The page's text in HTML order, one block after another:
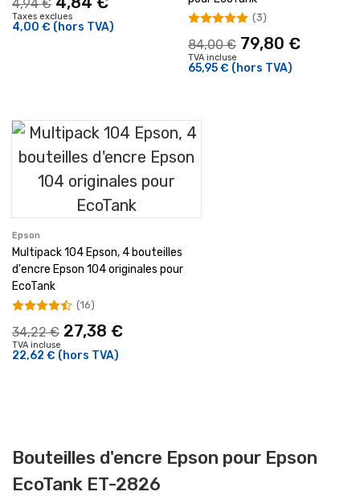
4,94 €
Taxes exclues
4,00 € (hors TVA)
84,00 € 79,80 €
TVA incluse
65,95 € (hors TVA)
(3)
Epson
Multipack 104 Epson, 4 bouteilles
d'encre Epson 104 originales pour
EcoTank
34,22 € 27,38 €
TVA incluse
22,62 € (hors TVA)
(16)
Bouteilles d'encre Epson pour Epson
EcoTank ET-2826